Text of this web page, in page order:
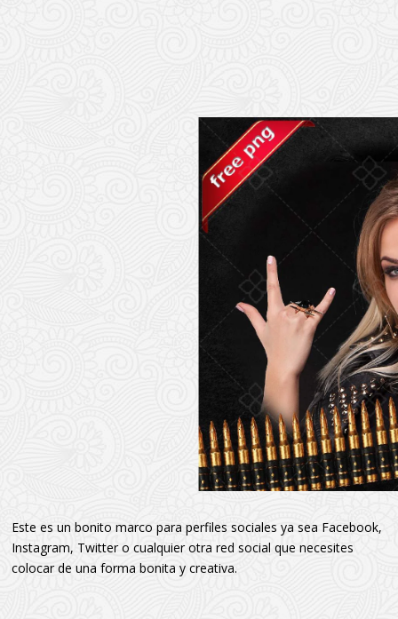
Este es un bonito marco para perfiles sociales ya sea Facebook,
Instagram, Twitter o cualquier otra red social que necesites
colocar de una forma bonita y creativa.